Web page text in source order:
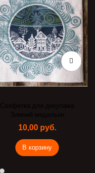
Салфетка для декупажа
Зимний медальон
10,00 руб.
В корзину